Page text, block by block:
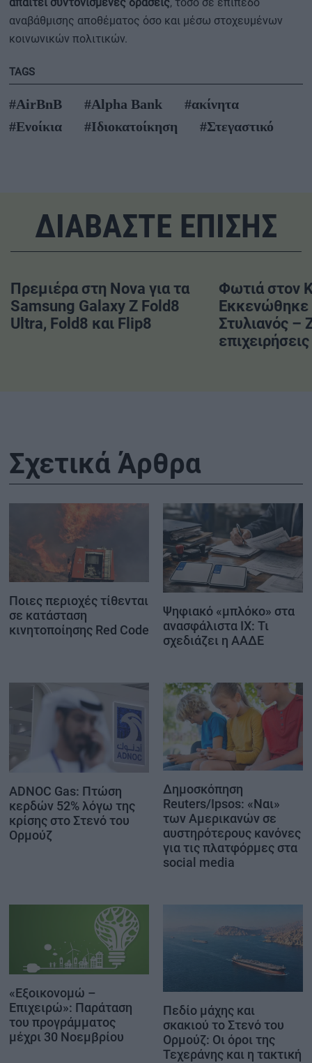
αναβάθμισης αποθέματος όσο και μέσω στοχευμένων
κοινωνικών πολιτικών.
TAGS
#AirBnB #Alpha Bank
#ακίνητα
#Ενοίκια
#Ιδιοκατοίκηση #Στεγαστικό
ΔΙΑΒΑΣΤΕ ΕΠΙΣΗΣ
Πρεμιέρα στη Nova για τα
Samsung Galaxy Z Fold8
Ultra, Fold8 και Flip8
Φωτιά στον
Εκκενώθηκε
Στυλιανός –
επιχειρήσεις
Σχετικά Άρθρα
Ποιες περιοχές τίθενται
σε κατάσταση
κινητοποίησης Red Code
Ψηφιακό «μπλόκο» στα
ανασφάλιστα ΙΧ: Τι
σχεδιάζει η ΑΑΔΕ
ADNOC Gas: Πτώση
κερδών 52% λόγω της
κρίσης στο Στενό του
Ορμούζ
Δημοσκόπηση
Reuters/Ipsos: «Ναι»
των Αμερικανών σε
αυστηρότερους κανόνες
για τις πλατφόρμες στα
social media
«Εξοικονομώ –
Επιχειρώ»: Παράταση
του προγράμματος
μέχρι 30 Νοεμβρίου
Πεδίο μάχης και
σκακιού το Στενό του
Ορμούζ: Οι όροι της
Τεχεράνης και η τακτική